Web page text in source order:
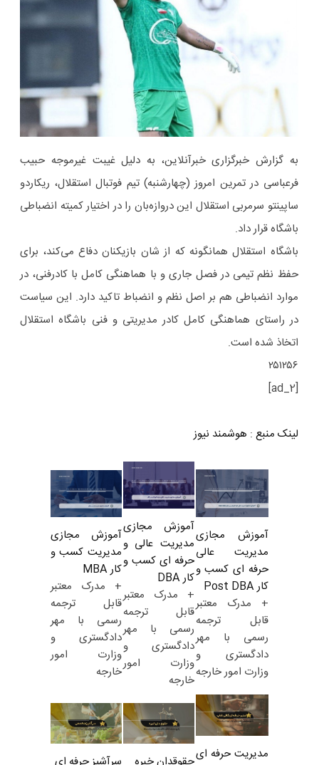
به گزارش خبرگزاری خبرآنلاین، به دلیل غیبت غیرموجه حبیب
فرعباسی در تمرین امروز (چهارشنبه) تیم فوتبال استقلال، ریکاردو
ساپینتو سرمربی استقلال این دروازه‌بان را در اختیار کمیته انضباطی
باشگاه قرار داد.
باشگاه استقلال همانگونه که از شان بازیکنان دفاع می‌کند، برای
حفظ نظم تیمی در فصل جاری و با هماهنگی کامل با کادرفنی، در
موارد انضباطی هم بر اصل نظم و انضباط تاکید دارد. این سیاست
در راستای هماهنگی کامل کادر مدیریتی و فنی باشگاه استقلال
اتخاذ شده است.
۲۵۱۲۵۶
[ad_2]
لینک منبع : هوشمند نیوز
آموزش مجازی
مدیریت عالی
حرفه ای کسب و
کار Post DBA
+ مدرک معتبر
قابل ترجمه
رسمی با مهر
دادگستری و
وزارت امور خارجه
آموزش مجازی
مدیریت عالی و
حرفه ای کسب و
کار DBA
+ مدرک معتبر
قابل ترجمه
رسمی با مهر
دادگستری و
وزارت امور
خارجه
آموزش مجازی
مدیریت کسب و
کار MBA
+ مدرک معتبر
قابل ترجمه
رسمی با مهر
دادگستری و
وزارت امور
خارجه
مدیریت حرفه ای